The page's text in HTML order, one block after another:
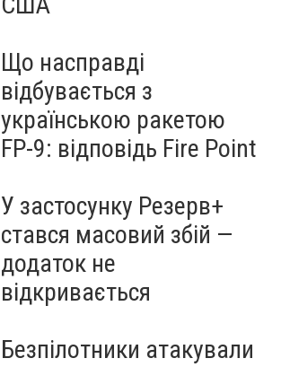
Що насправді
відбувається з
українською ракетою
FP-9: відповідь Fire Point
У застосунку Резерв+
стався масовий збій —
додаток не
відкривається
Безпілотники атакували